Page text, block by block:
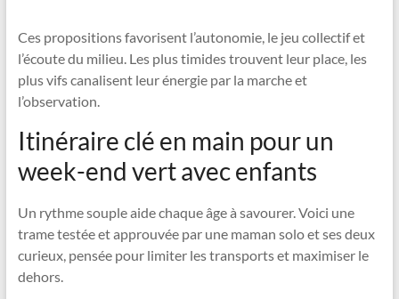
Ces propositions favorisent l’autonomie, le jeu collectif et
l’écoute du milieu. Les plus timides trouvent leur place, les
plus vifs canalisent leur énergie par la marche et
l’observation.
Itinéraire clé en main pour un
week-end vert avec enfants
Un rythme souple aide chaque âge à savourer. Voici une
trame testée et approuvée par une maman solo et ses deux
curieux, pensée pour limiter les transports et maximiser le
dehors.